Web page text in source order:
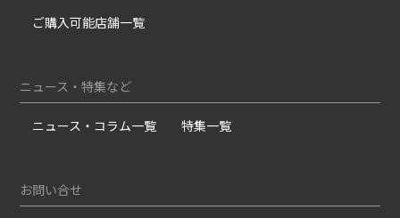
ご購入可能店舗一覧
ニュース・特集など
ニュース・コラム一覧 特集一覧
お問い合せ